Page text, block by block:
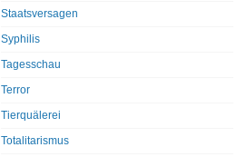
Staatsversagen
Syphilis
Tagesschau
Terror
Tierquälerei
Totalitarismus